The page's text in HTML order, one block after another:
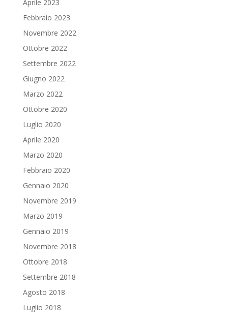
Aprile 2023
Febbraio 2023
Novembre 2022
Ottobre 2022
Settembre 2022
Giugno 2022
Marzo 2022
Ottobre 2020
Luglio 2020
Aprile 2020
Marzo 2020
Febbraio 2020
Gennaio 2020
Novembre 2019
Marzo 2019
Gennaio 2019
Novembre 2018
Ottobre 2018
Settembre 2018
Agosto 2018
Luglio 2018